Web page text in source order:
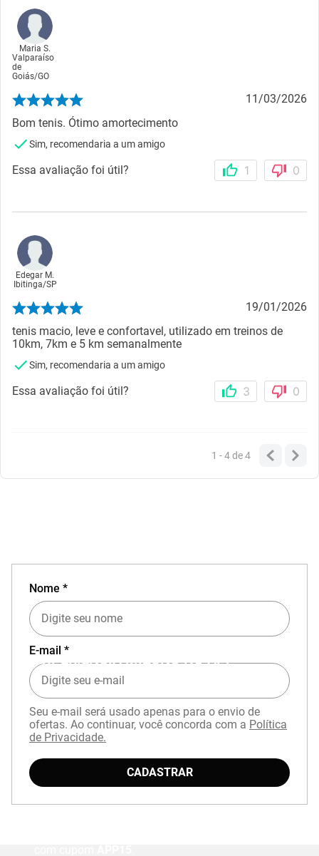
Maria S.
Valparaíso
de
Goiás/GO
11/03/2026
Bom tenis. Ótimo amortecimento
Sim, recomendaria a um amigo
Essa avaliação foi útil? 1 0
Edegar M.
Ibitinga/SP
19/01/2026
tenis macio, leve e confortavel, utilizado em treinos de
10km, 7km e 5 km semanalmente
Sim, recomendaria a um amigo
Essa avaliação foi útil? 3 0
1 - 4de4
EXPERIÊNCIA MIZUNO NO APP
Nome *
E-mail *
Seu e-mail será usado apenas para o envio de
ofertas. Ao continuar, você concorda com a Política
de Privacidade.
CADASTRAR